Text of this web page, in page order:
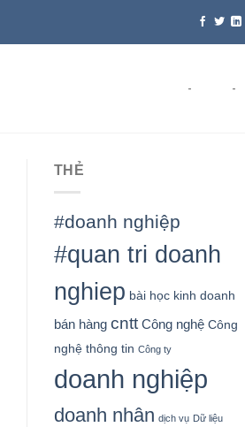
- -
THẺ
#doanh nghiệp
#quan tri doanh
nghiep bài học kinh doanh
bán hàng cntt Công nghệ Công
nghệ thông tin Công ty
doanh nghiệp
doanh nhân dịch vụ Dữ liệu